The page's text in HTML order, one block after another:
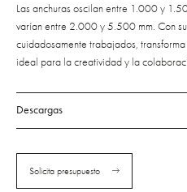
Las anchuras oscilan entre 1.000 y
varían entre 2.000 y 5.500 mm. Con
cuidadosamente trabajados,
ideal para la creatividad y la
Descargas
Solicita presupuesto